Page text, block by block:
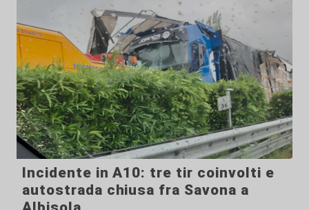
Incidente in A10: tre tir coinvolti e
autostrada chiusa fra Savona a